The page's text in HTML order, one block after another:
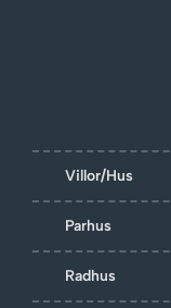
Villor/Hus
Parhus
Radhus